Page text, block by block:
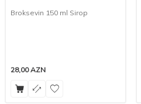
Broksevin 150 ml Sirop
28,00AZN